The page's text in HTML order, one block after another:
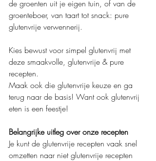
de groenten uit je eigen tuin, of van de
groenteboer, van taart tot snack: pure
glutenvrije verwennerij.
Kies bewust voor simpel glutenvrij met
deze smaakvolle, glutenvrije & pure
recepten.
Maak ook die glutenvrije keuze en ga
terug naar de basis! Want ook glutenvrij
eten is een feestje!
Belangrijke uitleg over onze recepten
Je kunt de glutenvrije recepten vaak snel
omzetten naar niet glutenvrije recepten